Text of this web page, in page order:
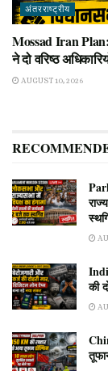
अंतरराष्ट्रीय
Mossad Iran Plan:
ने दो वरिष्ठ
AUGUST 10, 2026
की